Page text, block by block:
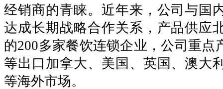
经销商的青睐。近年来，公司与国
达成长期战略合作关系，产品供应
的200多家餐饮连锁企业，公司重点
等出口加拿大、美国、英国、澳大
等海外市场。